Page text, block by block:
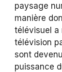
paysage
manière
télévisuel a
télévision
sont
puissance